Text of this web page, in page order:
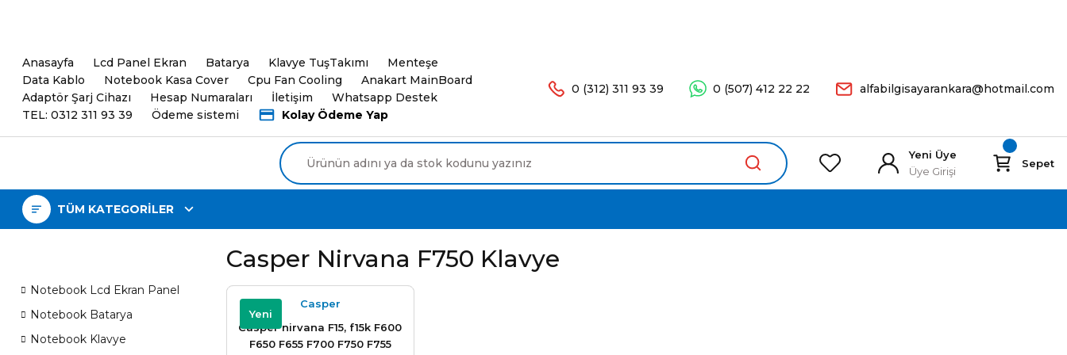
Anasayfa Lcd Panel Ekran Batarya Klavye TuşTakımı
Menteşe
Data Kablo
Notebook Kasa Cover Cpu Fan Cooling
Anakart MainBoard
Adaptör Şarj Cihazı
Hesap Numaraları İletişim
Whatsapp Destek
TEL: 0312 311 93 39
Ödeme sistemi Kolay Ödeme Yap
0 (312) 311 93 39 0 (507) 412 22 22 alfabilgisayarankara@hotmail.com
Yeni Üye
Üye Girişi
Sepet
TÜM KATEGORİLER
Notebook Lcd Ekran Panel
Notebook Batarya
Notebook Klavye
Casper Nirvana F750 Klavye
Yeni
Casper
Casper nirvana F15, f15k F600
F650 F655 F700 F750 F755